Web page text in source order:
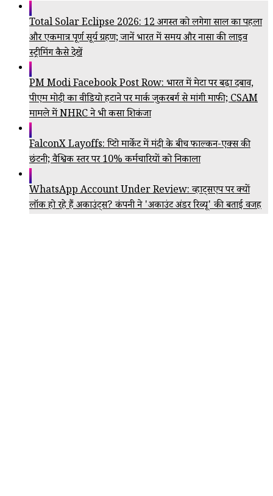
Total Solar Eclipse 2026: 12 अगस्त को लगेगा साल का पहला
और एकमात्र पूर्ण सूर्य ग्रहण; जानें भारत में समय और नासा की लाइव
स्ट्रीमिंग कैसे देखें
PM Modi Facebook Post Row: भारत में मेटा पर बढ़ा दबाव,
पीएम मोदी का वीडियो हटाने पर मार्क जुकरबर्ग से मांगी माफी; CSAM
मामले में NHRC ने भी कसा शिकंजा
FalconX Layoffs: क्रिप्टो मार्केट में मंदी के बीच फाल्कन-एक्स की
छंटनी; वैश्विक स्तर पर 10% कर्मचारियों को निकाला
WhatsApp Account Under Review: व्हाट्सएप पर क्यों
लॉक हो रहे हैं अकाउंट्स? कंपनी ने 'अकाउंट अंडर रिव्यू' की बताई वजह